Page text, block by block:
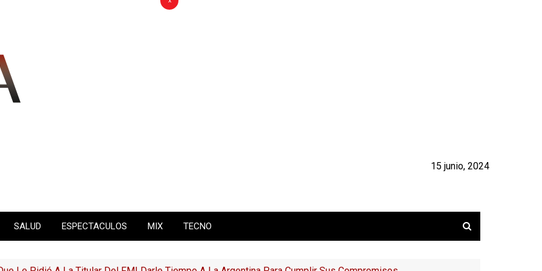
15 junio, 2024
SALUD ESPECTACULOS MIX TECNO